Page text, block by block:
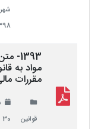
مواد به
مقررات
قوانین